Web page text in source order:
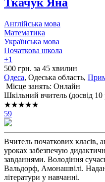
Англійська мова
Математика
Українська мова
Початкова школа
+1
500 грн. за 45 хвилин
Одеса, Одеська область,
Місце занять: Онлайн
Шкільний вчитель (досвід 10
★★★★★
59
Вчитель початкових класів,
уроках забезпечую
завданнями. Володіння
Вальдорф, Амонашвілі.
літератури у навчанні.